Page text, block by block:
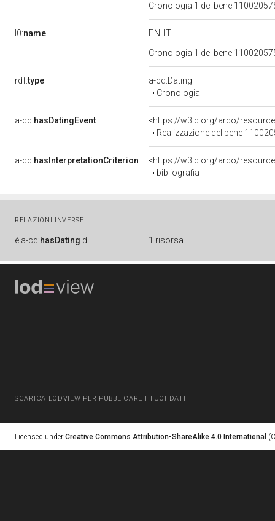
Cronologia 1 del bene
l0:name EN
IT
Cronologia 1 del bene
rdf:type
a-cd:Dating
Cronologia
a-cd:hasDatingEvent
<https://w3id.org/arco/
Realizzazione del bene
a-cd:hasInterpretationCriterion
<https://w3id.org/arco/
bibliografia
RELAZIONI INVERSE
è a-cd:hasDating di 1 risorsa
SCARICA LODVIEW PER PUBBLICARE I TUOI DATI
Licensed under Creative Commons Attribution-ShareAlike 4.0 International